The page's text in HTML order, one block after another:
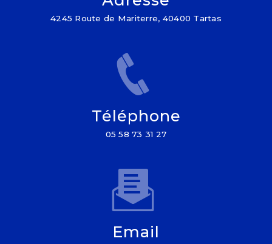
4245 Route de Mariterre, 40400 Tartas
Téléphone
05 58 73 31 27
Email